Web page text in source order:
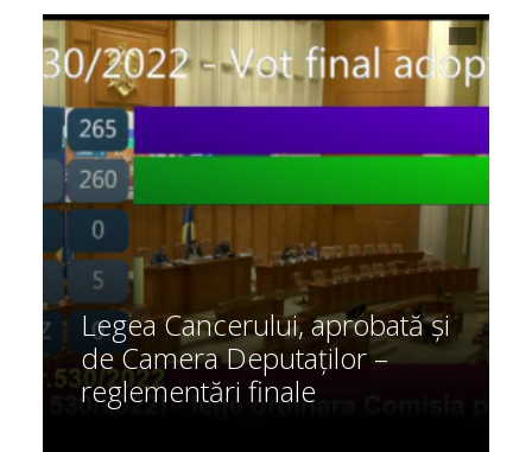
Legea Cancerului, aprobată și
de Camera Deputaților –
reglementări finale